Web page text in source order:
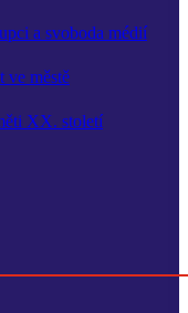
a svoboda médií
městě
XX. století